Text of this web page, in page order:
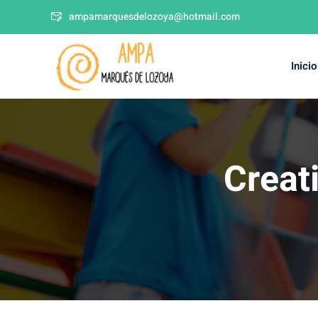
ampamarquesdelozoya@hotmail.com
Inicio